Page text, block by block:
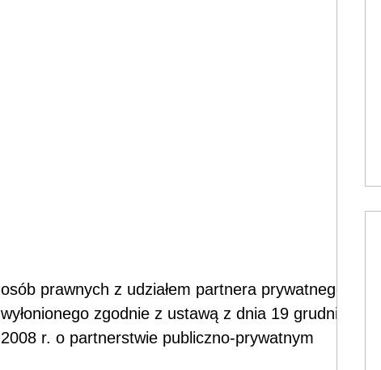
osób prawnych z udziałem partnera prywatnego
wyłonionego zgodnie z ustawą z dnia 19 grudnia
2008 r. o partnerstwie publiczno-prywatnym